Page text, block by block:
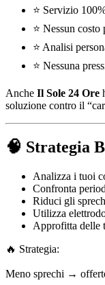
⭐ Servizio
⭐ Nessun
⭐ Analisi
⭐ Nessuna
Anche Il Sole 24 Ore
soluzione contro il
🧠 Strategia
Analizza i tuoi
Confronta
Riduci gli
Utilizza
Approfitta delle
🔥 Strategia:
Meno sprechi →